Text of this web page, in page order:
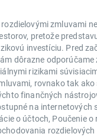
zmluvami
pretože
investíciu. Pred
dôrazne odporúčame
rizikami
rovnako tak
finančných
na internetových
o účtoch, Poučenie o
rozdielových